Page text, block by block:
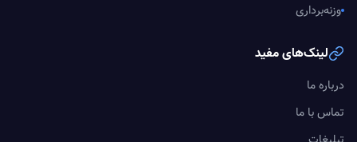
وزنه‌برداری
لینک‌های مفید
درباره ما
تماس با ما